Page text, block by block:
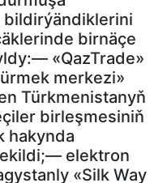
bildirýändiklerini
birnäçe
«QazTrade»
merkezi»
Türkmenistanyň
birleşmesiniň
hakynda
elektron
«Silk Way